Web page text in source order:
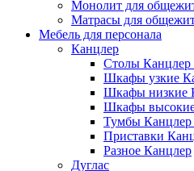
Монолит для
Матрасы для
Мебель для персонала
Канцлер
Столы Канцлер
Шкафы узкие
Шкафы низкие
Шкафы
Тумбы Канцлер
Приставки
Разное Канцлер
Дуглас